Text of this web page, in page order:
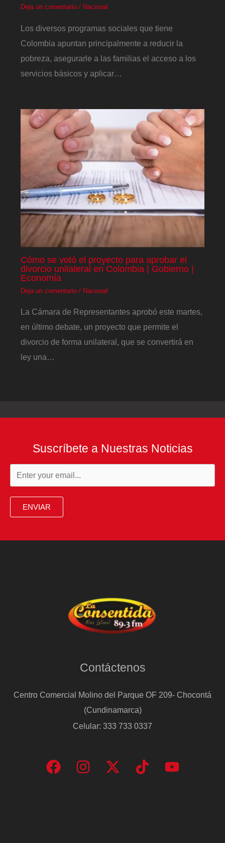
Deja un comentario / Nacional
Los diversos programas sociales que tiene
Colombia apuntan principalmente a reducir la
pobreza, asegurarle a las familias el acceso a los
servicios básicos y aplicar…
Cómo se votó el proyecto para aprobar el
divorcio unilateral en Colombia | Gobierno |
Economía
Deja un comentario / Nacional
La Cámara de Representantes aprobó este martes,
en último debate, un proyecto que permite el
divorcio de forma unilateral, que se convertirá en
ley una…
Suscríbete a Nuestras Noticias
ENVIAR
Contáctenos
Centro Comercial Molino del Parque OF 209- Chocontá
(Cundinamarca)
Celular: 333 733 0337